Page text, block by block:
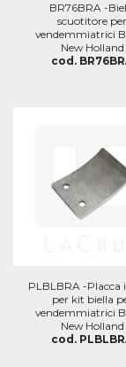
BR76BRA -
scuotitore per
vendemmiatrici
New Holland
cod.
PLBLBRA -Placca
per kit biella
vendemmiatrici
New Holland
cod.